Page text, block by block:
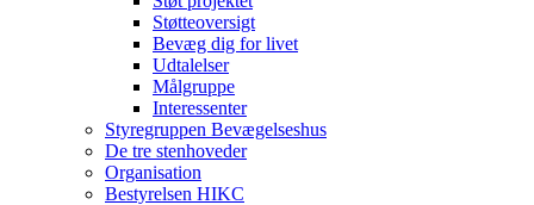
Støtteoversigt
Bevæg dig for livet
Udtalelser
Målgruppe
Interessenter
Styregruppen Bevægelseshus
De tre stenhoveder
Organisation
Bestyrelsen HIKC